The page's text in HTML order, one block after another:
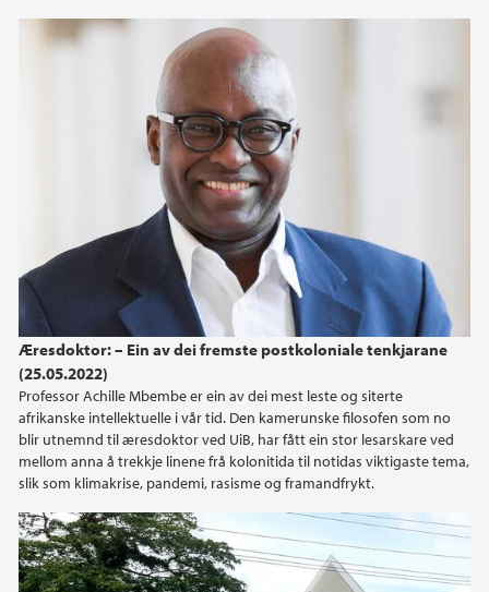
Æresdoktor: – Ein av dei fremste postkoloniale tenkjarane
(25.05.2022)
Professor Achille Mbembe er ein av dei mest leste og siterte
afrikanske intellektuelle i vår tid. Den kamerunske filosofen som no
blir utnemnd til æresdoktor ved UiB, har fått ein stor lesarskare ved
mellom anna å trekkje linene frå kolonitida til notidas viktigaste tema,
slik som klimakrise, pandemi, rasisme og framandfrykt.